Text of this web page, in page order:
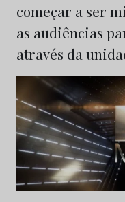
começar a ser
as audiências
através da